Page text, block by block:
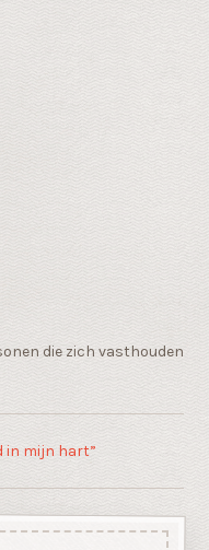
die zich vasthouden
in mijn hart”